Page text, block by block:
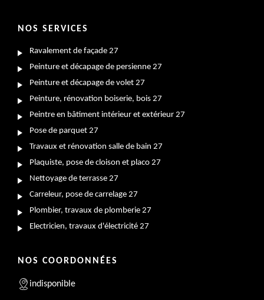
NOS SERVICES
Ravalement de façade 27
Peinture et décapage de persienne 27
Peinture et décapage de volet 27
Peinture, rénovation boiserie, bois 27
Peintre en bâtiment intérieur et extérieur 27
Pose de parquet 27
Travaux et rénovation salle de bain 27
Plaquiste, pose de cloison et placo 27
Nettoyage de terrasse 27
Carreleur, pose de carrelage 27
Plombier, travaux de plomberie 27
Electricien, travaux d'électricité 27
NOS COORDONNÉES
indisponible